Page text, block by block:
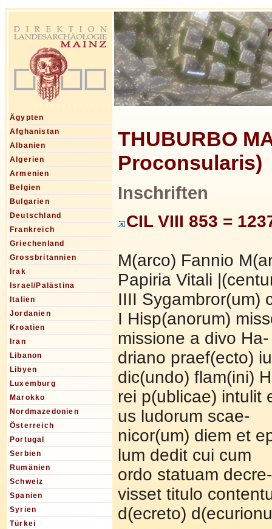
Ägypten
Afghanistan
Albanien
Algerien
Armenien
Belgien
Bulgarien
Deutschland
Frankreich
Griechenland
Grossbritannien
Irak
Israel/Palästina
Italien
Jordanien
Kroatien
Iran
Libanon
Libyen
Luxemburg
Marokko
Nordmazedonien
Österreich
Portugal
Serbien
Rumänien
Schweiz
Spanien
Syrien
Türkei
THUBURBO
Proconsularis)
Inschriften
CIL VIII 853 =
M(arco) Fannio
Papiria Vitali
IIII Sygambror(um)
I Hisp(anorum)
missione a divo Ha-
driano praef(ecto)
dic(undo) flam(ini)
rei p(ublicae) intulit
us ludorum scae-
nicor(um) diem et
lum dedit cui cum
ordo statuam decre-
visset titulo
d(ecreto)